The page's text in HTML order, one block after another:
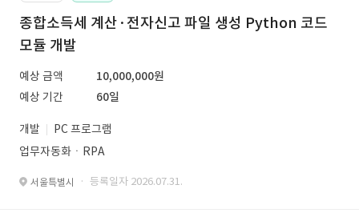
종합소득세 계산·전자신고 파일 생성 Python 코드
모듈 개발
예상 금액
10,000,000원
예상 기간
60일
개발
PC 프로그램
업무자동화ㆍRPA
서울특별시 · 등록일자 2026.07.31.